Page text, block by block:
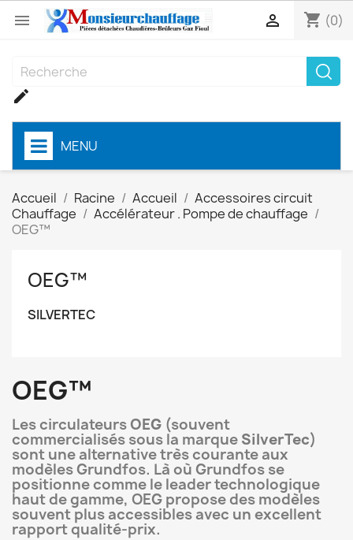
 shopping_cart (0)


MENU
Accueil Racine Accueil
Accessoires circuit
Chauffage
Accélérateur . Pompe de chauffage
OEG™
OEG™
SILVERTEC
OEG™
Les circulateurs OEG (souvent
commercialisés sous la marque SilverTec)
sont une alternative très courante aux
modèles Grundfos. Là où Grundfos se
positionne comme le leader technologique
haut de gamme, OEG propose des modèles
souvent plus accessibles avec un excellent
rapport qualité-prix.